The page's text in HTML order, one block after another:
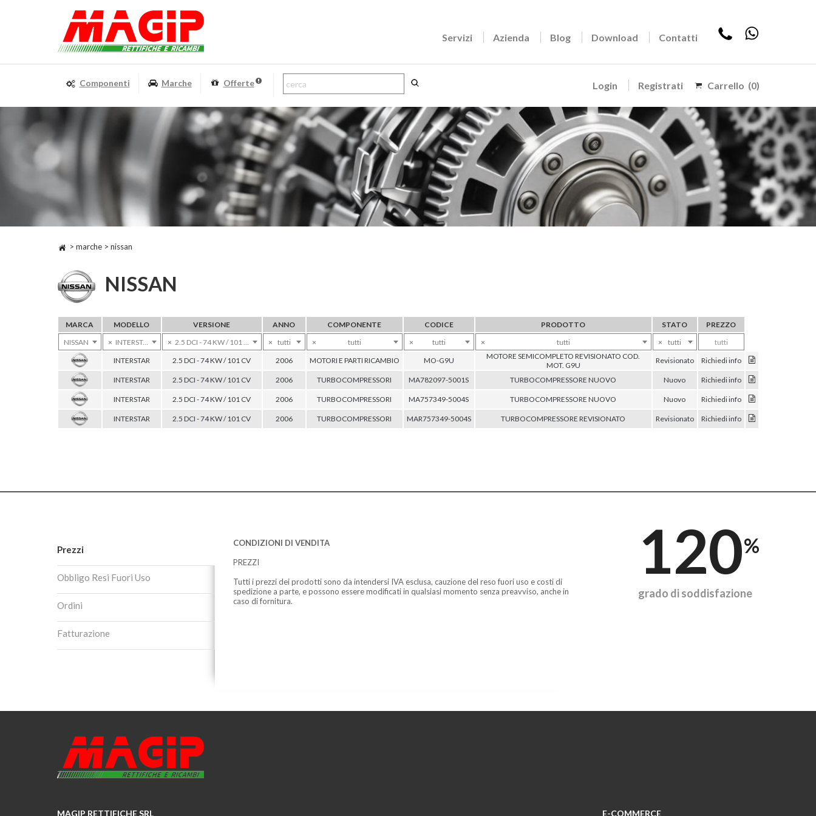
Servizi Azienda Blog Download Contatti
Login Registrati Carrello (0)
Componenti Marche Offerte
> marche > nissan
NISSAN
MARCA MODELLO VERSIONE ANNO COMPONENTE CODICE PRODOTTO STATO
PREZZO
NISSAN
× INTERSTAR × 2.5 DCI - 74 KW / 101 CV × tutti × tutti × tutti × tutti × tutti
tutti
INTERSTAR
2.5 DCI - 74 KW / 101 CV 2006 MOTORI E PARTI RICAMBIO MO-G9U
MOTORE SEMICOMPLETO REVISIONATO COD.
MOT. G9U
Revisionato Richiedi info
INTERSTAR 2.5 DCI - 74 KW / 101 CV 2006 TURBOCOMPRESSORI MA782097-5001S TURBOCOMPRESSORE NUOVO Nuovo Richiedi info
INTERSTAR 2.5 DCI - 74 KW / 101 CV 2006 TURBOCOMPRESSORI MA757349-5004S TURBOCOMPRESSORE NUOVO Nuovo Richiedi info
INTERSTAR 2.5 DCI - 74 KW / 101 CV 2006 TURBOCOMPRESSORI MAR757349-5004S TURBOCOMPRESSORE REVISIONATO Revisionato Richiedi info
Prezzi
Obbligo Resi Fuori Uso
Ordini
Fatturazione
CONDIZIONI DI VENDITA
PREZZI
Tutti i prezzi dei prodotti sono da intendersi IVA esclusa, cauzione del reso fuori uso e costi di
spedizione a parte, e possono essere modificati in qualsiasi momento senza preavviso, anche in
caso di fornitura.
120%
grado di soddisfazione
MAGIP RETTIFICHE SRL E-COMMERCE